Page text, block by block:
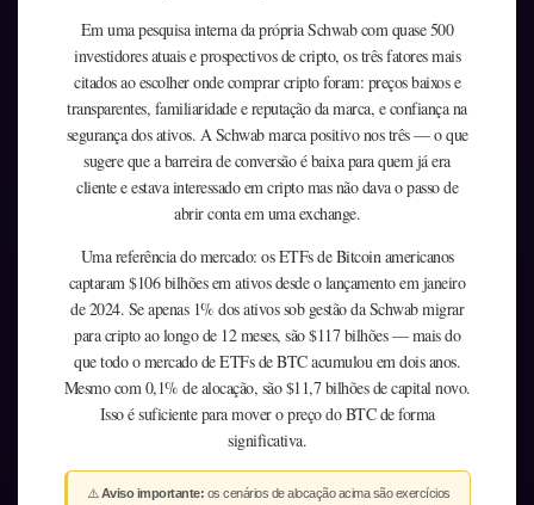
Em uma pesquisa interna da própria Schwab com quase 500
investidores atuais e prospectivos de cripto, os três fatores mais
citados ao escolher onde comprar cripto foram: preços baixos e
transparentes, familiaridade e reputação da marca, e confiança na
segurança dos ativos. A Schwab marca positivo nos três — o que
sugere que a barreira de conversão é baixa para quem já era
cliente e estava interessado em cripto mas não dava o passo de
abrir conta em uma exchange.
Uma referência do mercado: os ETFs de Bitcoin americanos
captaram $106 bilhões em ativos desde o lançamento em janeiro
de 2024. Se apenas 1% dos ativos sob gestão da Schwab migrar
para cripto ao longo de 12 meses, são $117 bilhões — mais do
que todo o mercado de ETFs de BTC acumulou em dois anos.
Mesmo com 0,1% de alocação, são $11,7 bilhões de capital novo.
Isso é suficiente para mover o preço do BTC de forma
significativa.
⚠️ Aviso importante: os cenários de alocação acima são exercícios